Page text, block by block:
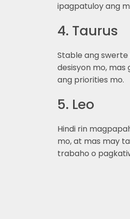
ipagpatuloy ang
4. Taurus
Stable ang
desisyon mo,
ang priorities mo.
5. Leo
Hindi rin
mo, at mas may
trabaho o